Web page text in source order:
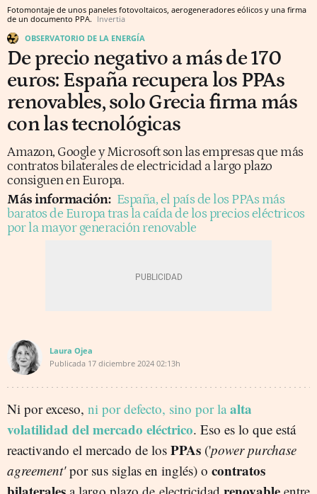
Fotomontaje de unos paneles fotovoltaicos, aerogeneradores eólicos y una firma
de un documento PPA. Invertia
OBSERVATORIO DE LA ENERGÍA
De precio negativo a más de 170
euros: España recupera los PPAs
renovables, solo Grecia firma más
con las tecnológicas
Amazon, Google y Microsoft son las empresas que más
contratos bilaterales de electricidad a largo plazo
consiguen en Europa.
Más información: España, el país de los PPAs más
baratos de Europa tras la caída de los precios eléctricos
por la mayor generación renovable
Laura Ojea
Publicada 17 diciembre 2024 02:13h
Ni por exceso, ni por defecto, sino por laalta
volatilidad del mercado eléctrico. Eso es lo que está
reactivando el mercado de los PPAs ('power purchase
agreement'por sus siglas en inglés) o contratos